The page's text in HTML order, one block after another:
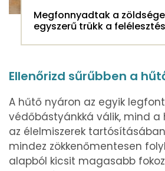
Megfonnyadtak a
egyszerű trükk a
Ellenőrizd sűrűbben a
A hűtő nyáron az egyik
védőbástyánkká válik, mind a
az élelmiszerek
mindez zökkenőmentesen
alapból kicsit magasabb